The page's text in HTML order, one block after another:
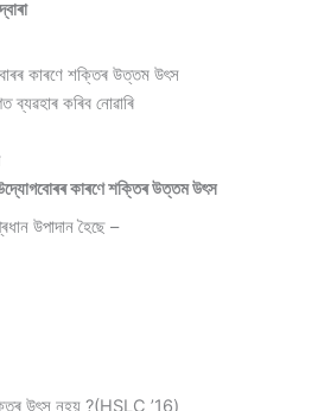
কাৰণে শক্তিৰ উত্তম উৎস
কৰিব নোৱাৰি
কাৰণে শক্তিৰ উত্তম উৎস
উপাদান হৈছে –
উৎস নহয় ?(HSLC ’16)